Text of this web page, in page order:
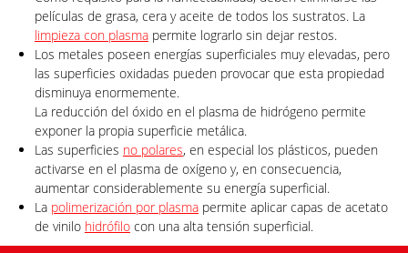
películas de grasa, cera y aceite de todos los sustratos. La
limpieza con plasmapermite lograrlo sin dejar restos.
Los metales poseen energías superficiales muy elevadas, pero
las superficies oxidadas pueden provocar que esta propiedad
disminuya enormemente.
La reducción del óxido en el plasma de hidrógeno permite
exponer la propia superficie metálica.
Las superficies no polares, en especial los plásticos, pueden
activarse en el plasma de oxígeno y, en consecuencia,
aumentar considerablemente su energía superficial.
La polimerización por plasmapermite aplicar capas de acetato
de vinilo hidrófilocon una alta tensión superficial.